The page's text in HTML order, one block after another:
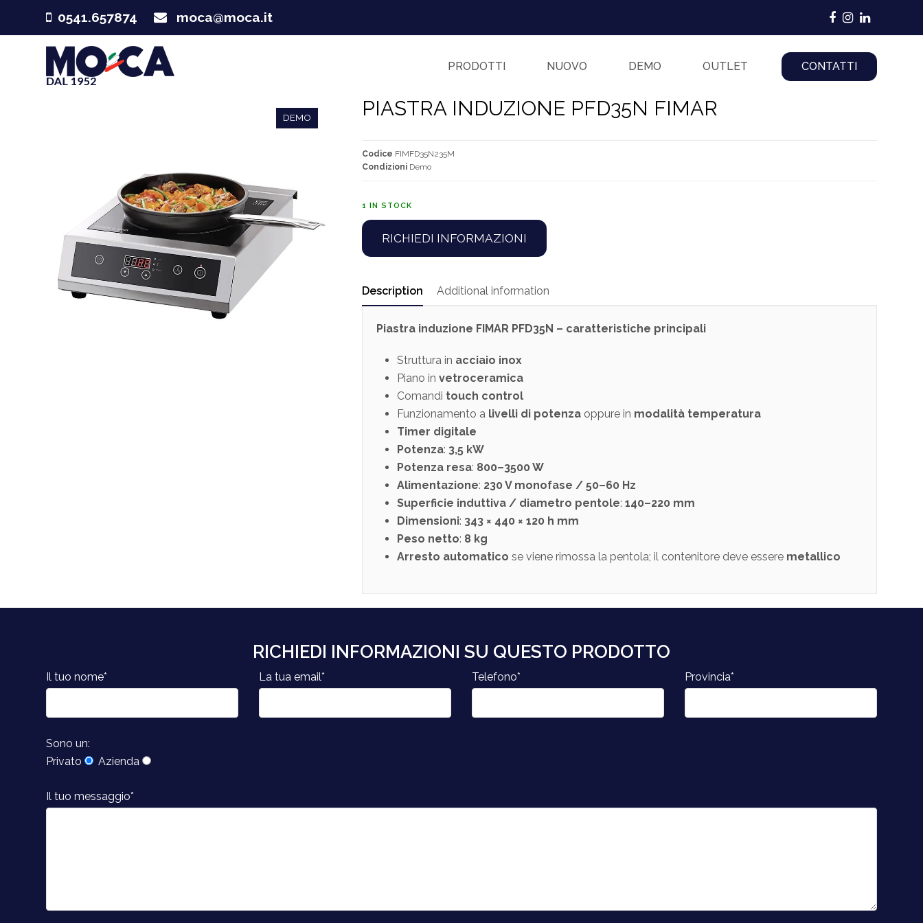
0541.657874 moca@moca.it Facebook
Instagram
LinkedIn
PRODOTTI NUOVO DEMO OUTLET CONTATTI
DEMO PIASTRA INDUZIONE PFD35N FIMAR
Codice FIMFD35N235M
CondizioniDemo
1 IN STOCK
RICHIEDI INFORMAZIONI
Description Additional information
Piastra induzione FIMAR PFD35N – caratteristiche principali
Struttura in acciaio inox
Piano in vetroceramica
Comandi touch control
Funzionamento a livelli di potenzaoppure in modalità temperatura
Timer digitale
Potenza: 3,5 kW
Potenza resa: 800–3500 W
Alimentazione: 230 V monofase / 50–60 Hz
Superficie induttiva / diametro pentole: 140–220 mm
Dimensioni: 343 × 440 × 120 h mm
Peso netto: 8 kg
Arresto automatico se viene rimossa la pentola; il contenitore deve essere metallico
RICHIEDI INFORMAZIONI SU QUESTO PRODOTTO
Il tuo nome* La tua email* Telefono* Provincia*
Sono un:
Privato
Azienda
Il tuo messaggio*